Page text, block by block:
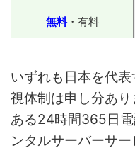
無料・有料
いずれも日本を代
視体制は申し分あ
ある24時間365日
ンタルサーバーサー